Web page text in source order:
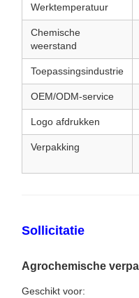
Werktemperatuur
Chemische
weerstand
Toepassingsindustrie
OEM/ODM-service
Logo afdrukken
Verpakking
Sollicitatie
Agrochemische
Geschikt voor: